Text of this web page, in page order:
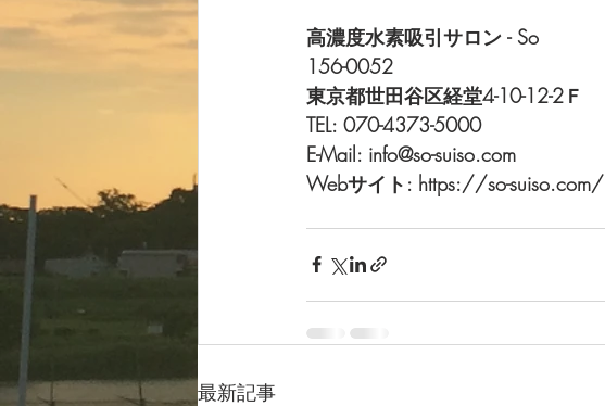
高濃度水素吸引サロン - So
156-0052
東京都世田谷区経堂4-10-12-2Ｆ
TEL: 070-4373-5000
E-Mail: info@so-suiso.com
Webサイト: https://so-suiso.com/
最新記事